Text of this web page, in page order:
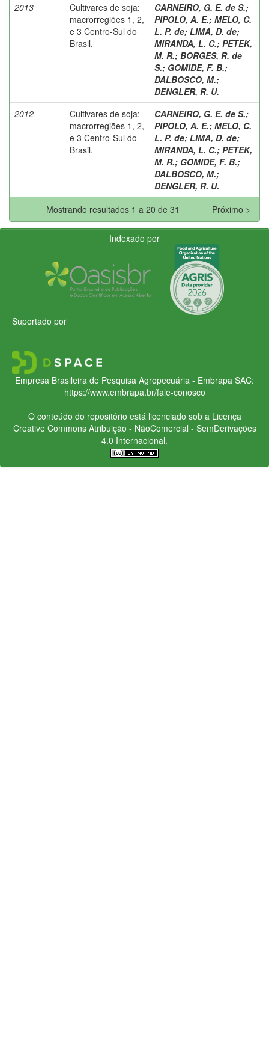
2013
Cultivares de soja:
macrorregiões 1, 2,
e 3 Centro-Sul do
Brasil.
CARNEIRO, G. E. de S.;
PIPOLO, A. E.; MELO, C.
L. P. de; LIMA, D. de;
MIRANDA, L. C.; PETEK,
M. R.; BORGES, R. de
S.; GOMIDE, F. B.;
DALBOSCO, M.;
DENGLER, R. U.
2012
Cultivares de soja:
macrorregiões 1, 2,
e 3 Centro-Sul do
Brasil.
CARNEIRO, G. E. de S.;
PIPOLO, A. E.; MELO, C.
L. P. de; LIMA, D. de;
MIRANDA, L. C.; PETEK,
M. R.; GOMIDE, F. B.;
DALBOSCO, M.;
DENGLER, R. U.
Mostrando resultados 1 a 20 de 31
Próximo >
Indexado por
Suportado por
Empresa Brasileira de Pesquisa Agropecuária - Embrapa SAC:
https://www.embrapa.br/fale-conosco
O conteúdo do repositório está licenciado sob a Licença
Creative CommonsAtribuição - NãoComercial - SemDerivações
4.0 Internacional.